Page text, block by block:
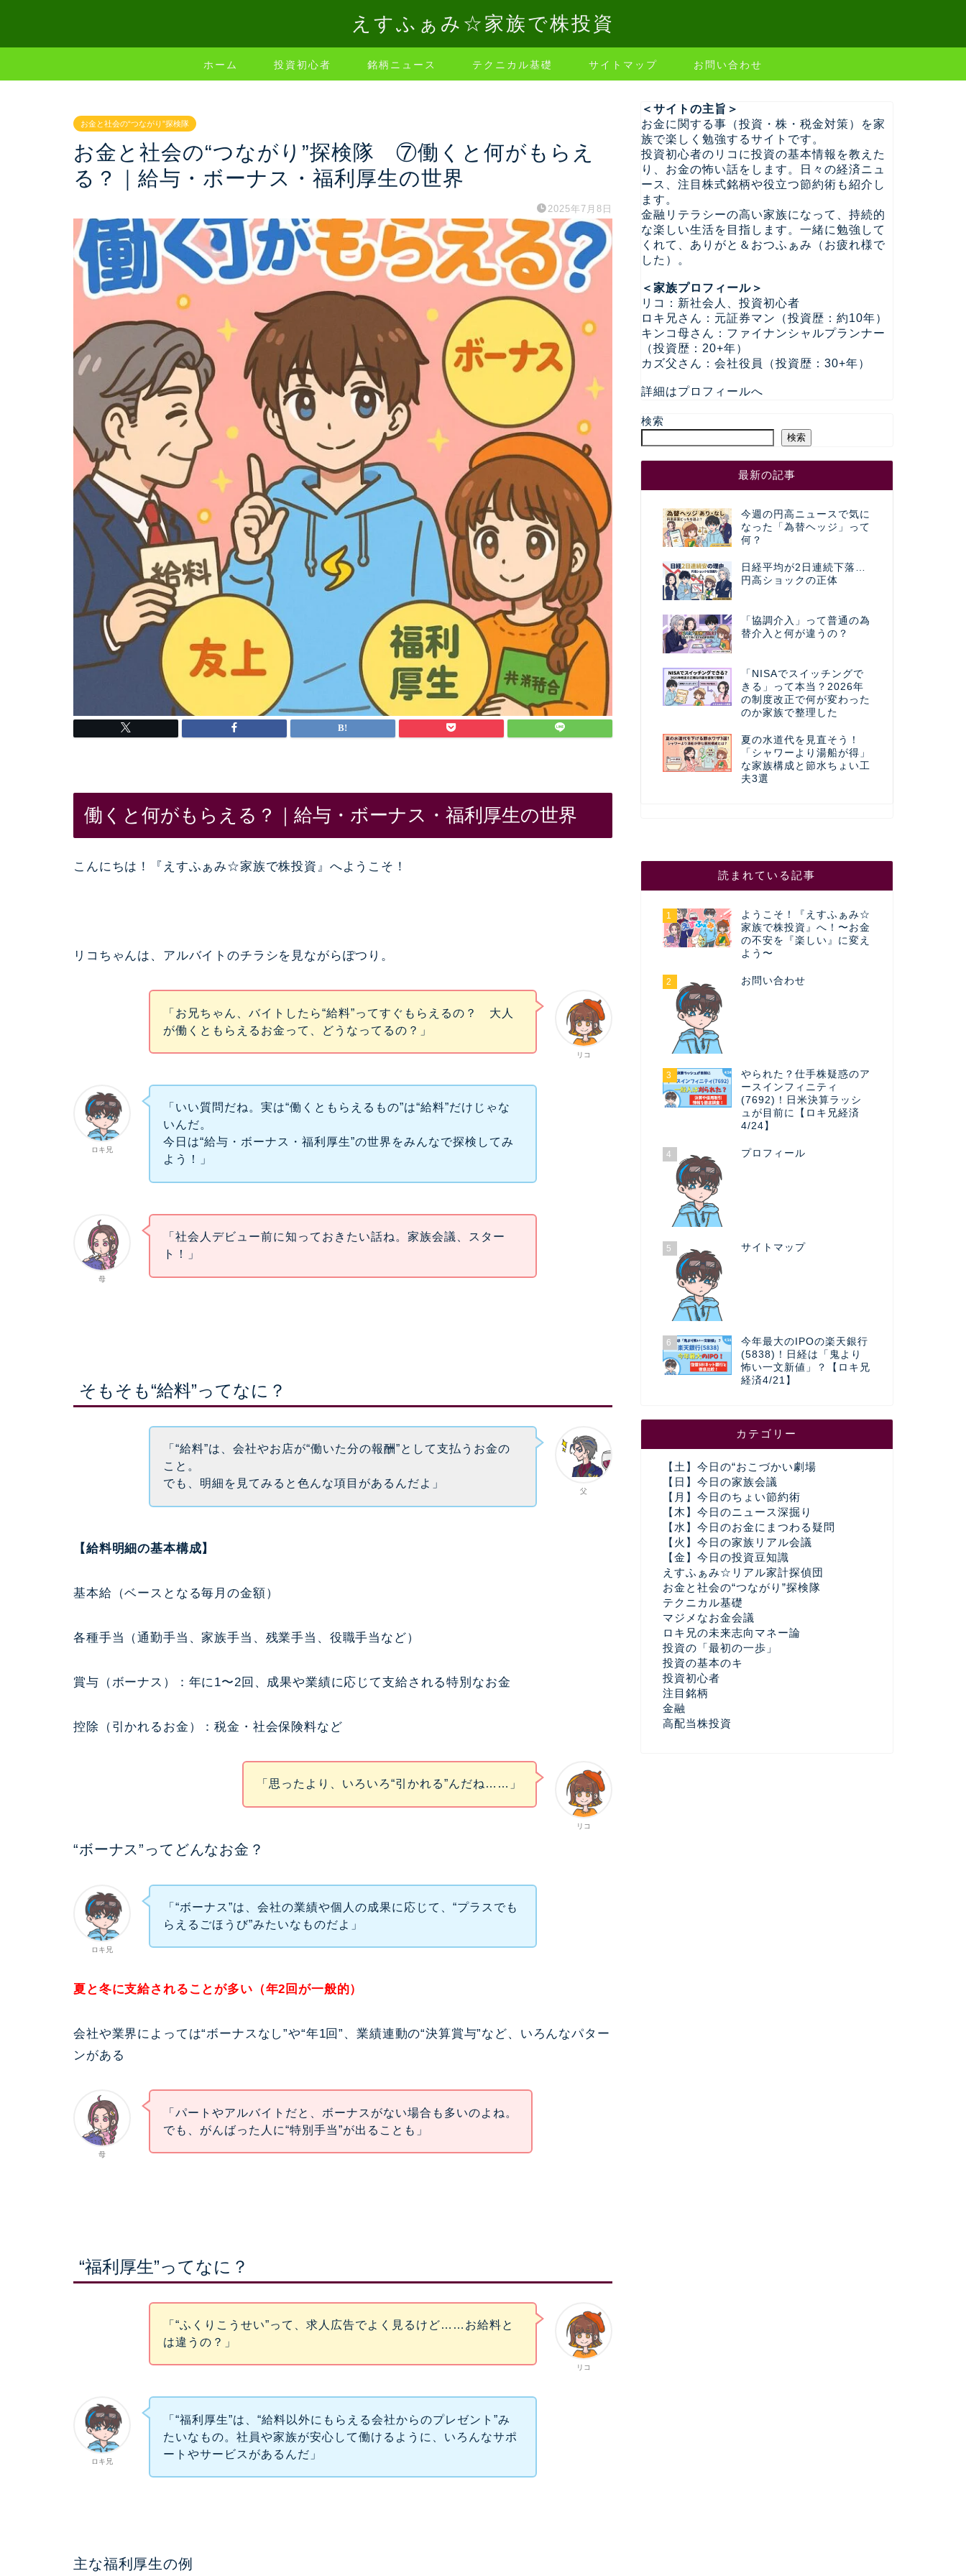
えすふぁみ☆家族で株投資
ホーム 投資初心者 銘柄ニュース テクニカル基礎 サイトマップ お問い合わせ
お金と社会の“つながり”探検隊
お金と社会の“つながり”探検隊 ⑦働くと何がもらえ
る？｜給与・ボーナス・福利厚生の世界
2025年7月8日
働くと何がもらえる？｜給与・ボーナス・福利厚生の世界
こんにちは！『えすふぁみ☆家族で株投資』へようこそ！
リコちゃんは、アルバイトのチラシを見ながらぽつり。
リコ
「お兄ちゃん、バイトしたら“給料”ってすぐもらえるの？ 大人
が働くともらえるお金って、どうなってるの？」
ロキ兄
「いい質問だね。実は“働くともらえるもの”は“給料”だけじゃな
いんだ。
今日は“給与・ボーナス・福利厚生”の世界をみんなで探検してみ
よう！」
母
「社会人デビュー前に知っておきたい話ね。家族会議、スター
ト！」
そもそも“給料”ってなに？
父
「“給料”は、会社やお店が“働いた分の報酬”として支払うお金の
こと。
でも、明細を見てみると色んな項目があるんだよ」
【給料明細の基本構成】
基本給（ベースとなる毎月の金額）
各種手当（通勤手当、家族手当、残業手当、役職手当など）
賞与（ボーナス）：年に1〜2回、成果や業績に応じて支給される特別なお金
控除（引かれるお金）：税金・社会保険料など
リコ
「思ったより、いろいろ“引かれる”んだね……」
“ボーナス”ってどんなお金？
ロキ兄
「“ボーナス”は、会社の業績や個人の成果に応じて、“プラスでも
らえるごほうび”みたいなものだよ」
夏と冬に支給されることが多い（年2回が一般的）
会社や業界によっては“ボーナスなし”や“年1回”、業績連動の“決算賞与”など、いろんなパター
ンがある
母
「パートやアルバイトだと、ボーナスがない場合も多いのよね。
でも、がんばった人に“特別手当”が出ることも」
“福利厚生”ってなに？
リコ
「“ふくりこうせい”って、求人広告でよく見るけど……お給料と
は違うの？」
ロキ兄
「“福利厚生”は、“給料以外にもらえる会社からのプレゼント”み
たいなもの。社員や家族が安心して働けるように、いろんなサポ
ートやサービスがあるんだ」
主な福利厚生の例
＜サイトの主旨＞
お金に関する事（投資・株・税金対策）を家
族で楽しく勉強するサイトです。
投資初心者のリコに投資の基本情報を教えた
り、お金の怖い話をします。日々の経済ニュ
ース、注目株式銘柄や役立つ節約術も紹介し
ます。
金融リテラシーの高い家族になって、持続的
な楽しい生活を目指します。一緒に勉強して
くれて、ありがと＆おつふぁみ（お疲れ様で
した）。
＜家族プロフィール＞
リコ：新社会人、投資初心者
ロキ兄さん：元証券マン（投資歴：約10年）
キンコ母さん：ファイナンシャルプランナー
（投資歴：20+年）
カズ父さん：会社役員（投資歴：30+年）
詳細はプロフィールへ
検索
検索
最新の記事
今週の円高ニュースで気に
なった「為替ヘッジ」って
何？
日経平均が2日連続下落…
円高ショックの正体
「協調介入」って普通の為
替介入と何が違うの？
「NISAでスイッチングで
きる」って本当？2026年
の制度改正で何が変わった
のか家族で整理した
夏の水道代を見直そう！
「シャワーより湯船が得」
な家族構成と節水ちょい工
夫3選
読まれている記事
1
ようこそ！『えすふぁみ☆
家族で株投資』へ！〜お金
の不安を『楽しい』に変え
よう〜
2 お問い合わせ
3
やられた？仕手株疑惑のア
ースインフィニティ
(7692)！日米決算ラッシ
ュが目前に【ロキ兄経済
4/24】
4 プロフィール
5 サイトマップ
6
今年最大のIPOの楽天銀行
(5838)！日経は「鬼より
怖い一文新値」？【ロキ兄
経済4/21】
カテゴリー
【土】今日の“おこづかい劇場
【日】今日の家族会議
【月】今日のちょい節約術
【木】今日のニュース深掘り
【水】今日のお金にまつわる疑問
【火】今日の家族リアル会議
【金】今日の投資豆知識
えすふぁみ☆リアル家計探偵団
お金と社会の“つながり”探検隊
テクニカル基礎
マジメなお金会議
ロキ兄の未来志向マネー論
投資の「最初の一歩」
投資の基本のキ
投資初心者
注目銘柄
金融
高配当株投資